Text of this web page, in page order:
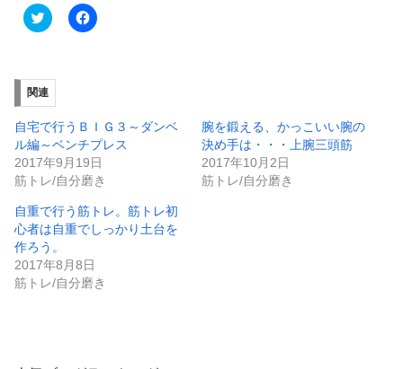
ク
リ
T
w
i
t
t
e
r
で
共
有
新
し
い
ウ
ィ
ン
ド
F
a
共
有
す
る
に
は
ク
ッ
ク
し
く
だ
さ
い
ィ
関連
自宅で行うＢＩＧ３～ダンベ
ル編～ベンチプレス
2017年9月19日
筋トレ/自分磨き
腕を鍛える、かっこいい腕の
決め手は・・・上腕三頭筋
2017年10月2日
筋トレ/自分磨き
自重で行う筋トレ。筋トレ初
心者は自重でしっかり土台を
作ろう。
2017年8月8日
筋トレ/自分磨き